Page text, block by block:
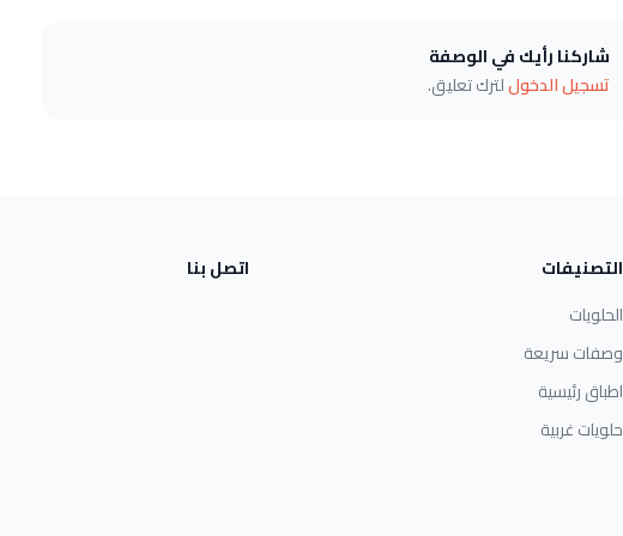
شاركنا رأيك في الوصفة
تسجيل الدخوللترك تعليق.
التصنيفات
الحلويات
وصفات سريعة
اطباق رئيسية
حلويات غربية
اتصل بنا